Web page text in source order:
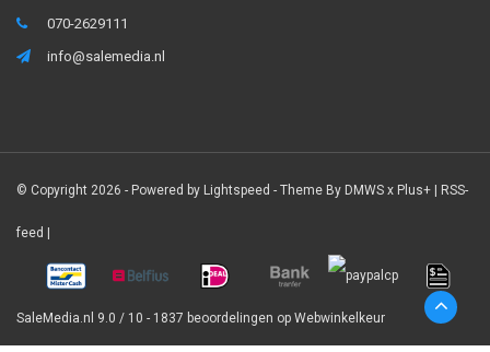
070-2629111
info@salemedia.nl
© Copyright 2026 - Powered by Lightspeed - Theme By DMWS x Plus+ RSS-
feed
SaleMedia.nl 9.0 / 10 - 1837 beoordelingen op Webwinkelkeur